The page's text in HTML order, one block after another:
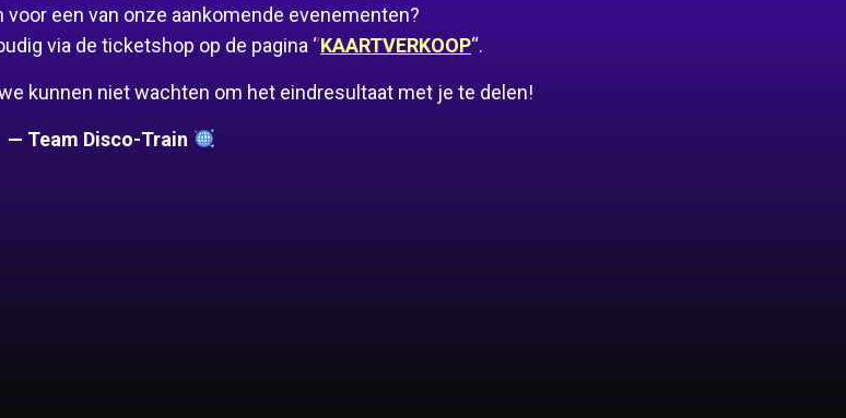
voor een van onze aankomende evenementen?
via de ticketshop op de pagina ‘‘KAARTVERKOOP“.
kunnen niet wachten om het eindresultaat met je te delen!
— Team Disco-Train